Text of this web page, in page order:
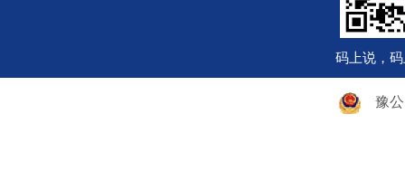
码上说，
豫公